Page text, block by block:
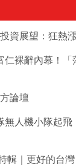
資展望：狂熱
仁裸辭內幕！「
論壇
無人機小隊起飛
輯｜更好的台